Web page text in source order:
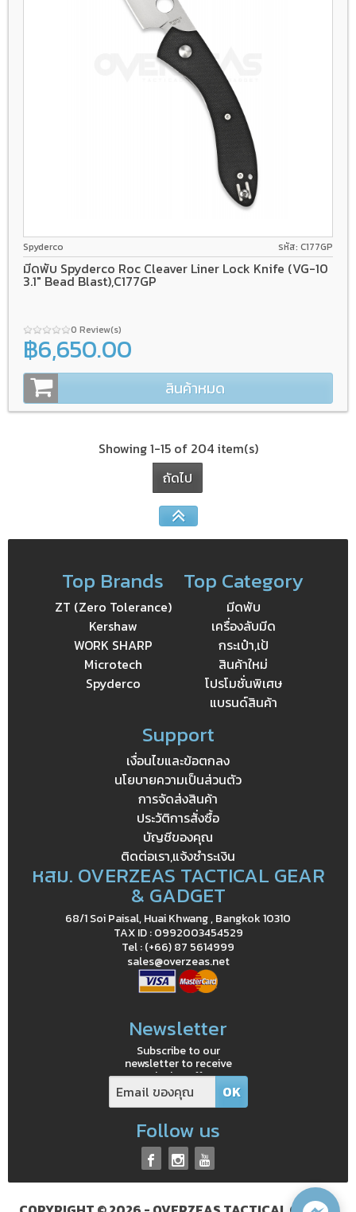
VG-10
Spyderco รหัส: C177GP
มีดพับ Spyderco Roc Cleaver Liner Lock Knife (VG-10
3.1" Bead Blast),C177GP
0 Review(s)
฿6,650.00
สินค้าหมด
Showing 1-15 of 204 item(s)
ถัดไป
Top Brands
ZT (Zero Tolerance)
Kershaw
WORK SHARP
Microtech
Spyderco
Top Category
มีดพับ
เครื่องลับมีด
กระเป๋า,เป้
สินค้าใหม่
โปรโมชั่นพิเศษ
แบรนด์สินค้า
Support
เงื่อนไขและข้อตกลง
นโยบายความเป็นส่วนตัว
การจัดส่งสินค้า
ประวัติการสั่งซื้อ
บัญชีของคุณ
ติดต่อเรา,แจ้งชำระเงิน
หสม. OVERZEAS TACTICAL GEAR
& GADGET
68/1 Soi Paisal, Huai Khwang , Bangkok 10310
TAX ID : 0992003454529
Tel : (+66) 87 5614999
sales@overzeas.net
Newsletter
Subscribe to our
newsletter to receive
exclusive offers
Follow us